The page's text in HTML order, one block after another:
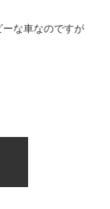
な車なのですが